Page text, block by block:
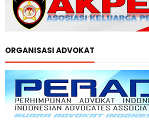
ORGANISASI ADVOKAT